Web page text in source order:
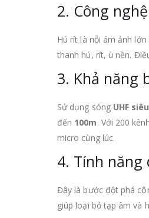
2. Công
Hú rít là nỗi ám ảnh
thanh hú, rít, ù nền.
3. Khả năng
Sử dụng sóng UHF
đến 100m. Với 200
micro cùng lúc.
4. Tính năng
Đây là bước đột phá
giúp loại bỏ tạp âm và